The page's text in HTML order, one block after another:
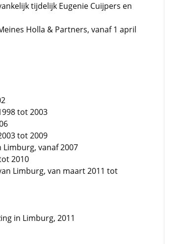
tijdelijk Eugenie Cuijpers en
Holla & Partners, vanaf 1 april
tot 2003
tot 2009
vanaf 2007
2010
Limburg, van maart 2011 tot
in Limburg, 2011